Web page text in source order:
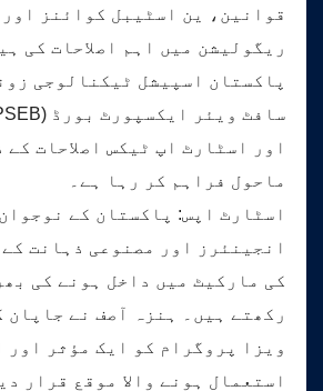
قوانین، ین اسٹیبل کوائنز اور
ریگولیشن میں اہم اصلاحات کی
پاکستان اسپیشل ٹیکنالوجی
اور اسٹارٹ اپ ٹیکس اصلاحات کے
ماحول فراہم کر رہا ہے۔
اسٹارٹ اپس: پاکستان کے
انجینئرز اور مصنوعی ذہانت
کی مارکیٹ میں داخل ہونے کی
رکھتے ہیں۔ ہنزہ آصف نے جاپان
ویزا پروگرام کو ایک مؤثر اور
استعمال ہونے والا موقع قرار